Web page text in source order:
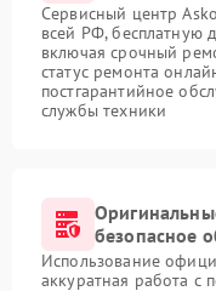
Сервисный центр
всей РФ, бесплатную
включая срочный
статус ремонта
постгарантийное
службы техники
безопасное
Использование
аккуратная работа с